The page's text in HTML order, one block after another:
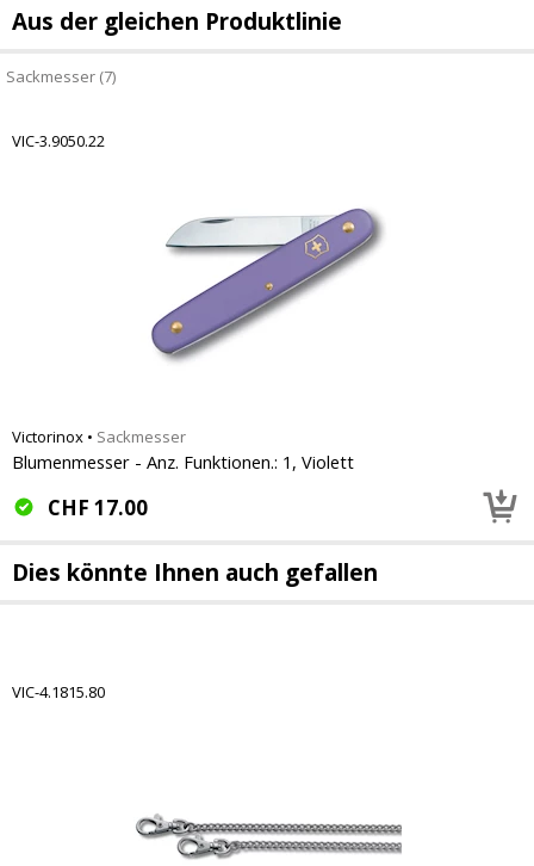
Aus der gleichen Produktlinie
Sackmesser (7)
VIC-3.9050.22
Victorinox • Sackmesser
Blumenmesser - Anz. Funktionen.: 1, Violett
CHF 17.00
Dies könnte Ihnen auch gefallen
VIC-4.1815.80